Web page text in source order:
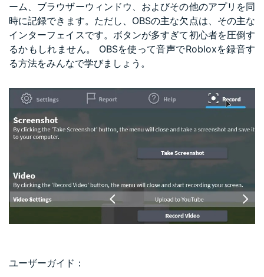
ーム、ブラウザーウィンドウ、およびその他のアプリを同
時に記録できます。ただし、OBSの主な欠点は、その主な
インターフェイスです。ボタンが多すぎて初心者を圧倒す
るかもしれません。 OBSを使って音声でRobloxを録音す
る方法をみんなで学びましょう。
ユーザーガイド：